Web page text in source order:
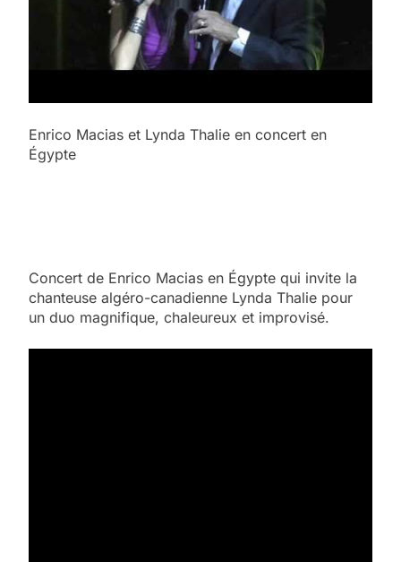
Enrico Macias et Lynda Thalie en concert en
Égypte
Concert de Enrico Macias en Égypte qui invite la
chanteuse algéro-canadienne Lynda Thalie pour
un duo magnifique, chaleureux et improvisé.